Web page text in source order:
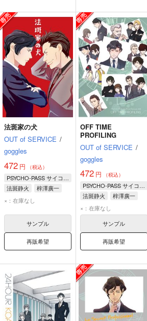
法斑家の犬
OUT of SERVICE /
goggles
472 円 （税込）
PSYCHO-PASS サイコパス
法斑静火
梓澤廣一
×：在庫なし
サンプル
再販希望
OFF TIME
PROFILING
OUT of SERVICE /
goggles
472 円 （税込）
PSYCHO-PASS サイコパス
法斑静火
梓澤廣一
霜月美佳
×：在庫なし
サンプル
再販希望